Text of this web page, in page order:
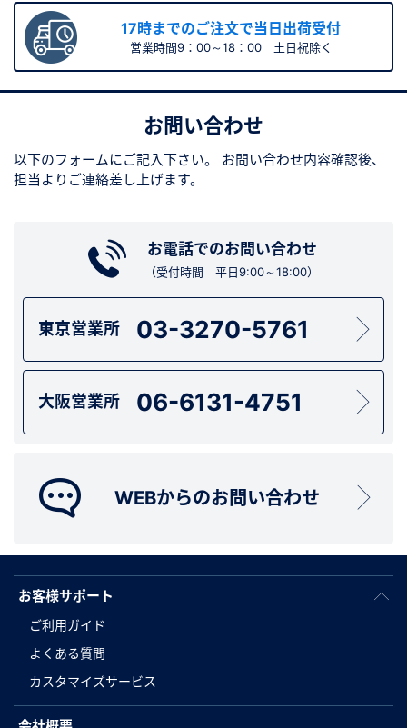
17時までのご注文で当日出荷受付
営業時間9：00～18：00 土日祝除く
お問い合わせ
以下のフォームにご記入下さい。
お問い合わせ内容確認後、
担当よりご連絡差し上げます。
お電話でのお問い合わせ
（受付時間 平日9:00～18:00）
東京営業所 03-3270-5761
大阪営業所 06-6131-4751
WEBからのお問い合わせ
お客様サポート
ご利用ガイド
よくある質問
カスタマイズサービス